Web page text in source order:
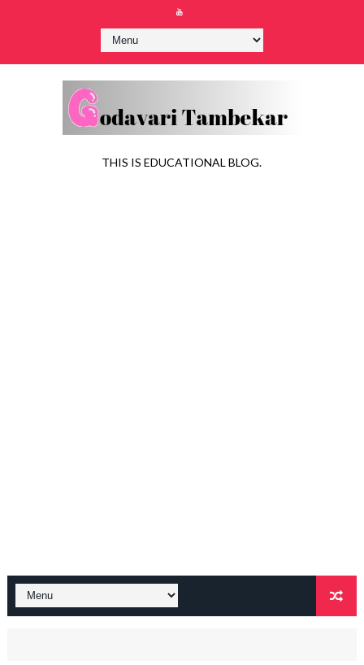
THIS IS EDUCATIONAL BLOG.